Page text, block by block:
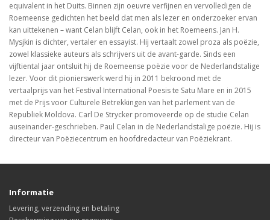
equivalent in het Duits. Binnen zijn oeuvre verfijnen en vervolledigen de
Roemeense gedichten het beeld dat men als lezer en onderzoeker ervan
kan uittekenen – want Celan blijft Celan, ook in het Roemeens. Jan H.
Mysjkin is dichter, vertaler en essayist. Hij vertaalt zowel proza als poëzie,
zowel klassieke auteurs als schrijvers uit de avant-garde. Sinds een
vijftiental jaar ontsluit hij de Roemeense poëzie voor de Nederlandstalige
lezer. Voor dit pionierswerk werd hij in 2011 bekroond met de
vertaalprijs van het Festival International Poesis te Satu Mare en in 2015
met de Prijs voor Culturele Betrekkingen van het parlement van de
Republiek Moldova. Carl De Strycker promoveerde op de studie Celan
auseinander-geschrieben. Paul Celan in de Nederlandstalige poëzie. Hij is
directeur van Poëziecentrum en hoofdredacteur van Poëziekrant.
Informatie
Levering, verzending en betaling